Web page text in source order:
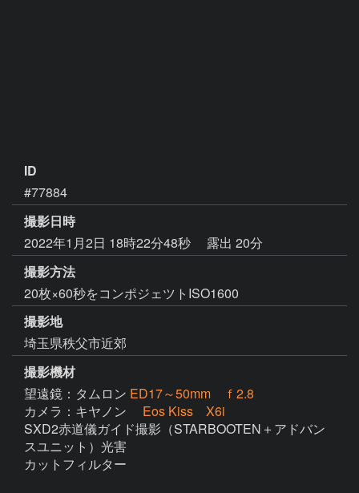
ID
#77884
撮影日時
2022年1月2日 18時22分48秒
露出 20分
撮影方法
20枚×60秒をコンポジェツトISO1600
撮影地
埼玉県秩父市近郊
撮影機材
望遠鏡：タムロン ED17～50mm ｆ2.8
カメラ：キヤノン
Eos Kiss X6i
SXD2赤道儀ガイド撮影（STARBOOTEN＋アドバン
スユニット）光害
カットフィルター